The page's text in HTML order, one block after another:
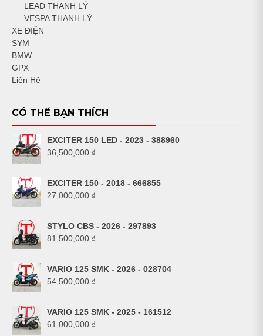
LEAD THANH LÝ
VESPA THANH LÝ
XE ĐIỆN
SYM
BMW
GPX
Liên Hệ
CÓ THỂ BẠN THÍCH
EXCITER 150 LED - 2023 - 388960
36,500,000 ₫
EXCITER 150 - 2018 - 666855
27,000,000 ₫
STYLO CBS - 2026 - 297893
81,500,000 ₫
VARIO 125 SMK - 2026 - 028704
54,500,000 ₫
VARIO 125 SMK - 2025 - 161512
61,000,000 ₫